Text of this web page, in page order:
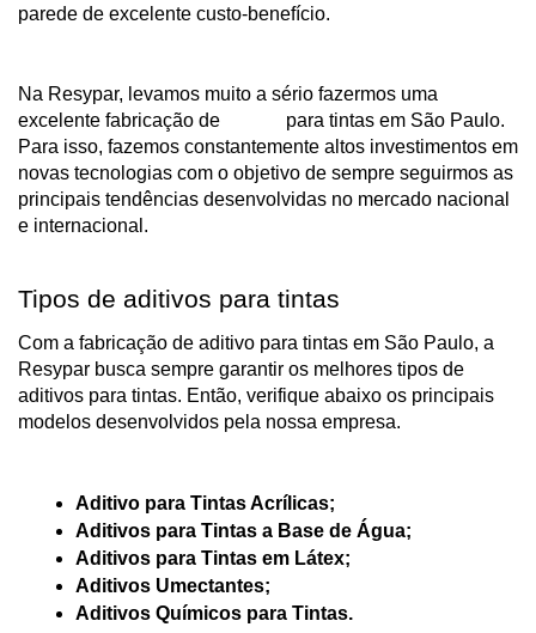
parede de excelente custo-benefício.
Na Resypar, levamos muito a sério fazermos uma
excelente fabricação de
para tintas em São Paulo.
Para isso, fazemos constantemente altos investimentos em
novas tecnologias com o objetivo de sempre seguirmos as
principais tendências desenvolvidas no mercado nacional
e internacional.
Tipos de aditivos para tintas
Com a fabricação de aditivo para tintas em São Paulo, a
Resypar busca sempre garantir os melhores tipos de
aditivos para tintas. Então, verifique abaixo os principais
modelos desenvolvidos pela nossa empresa.
Aditivo para Tintas Acrílicas;
Aditivos para Tintas a Base de Água;
Aditivos para Tintas em Látex;
Aditivos Umectantes;
Aditivos Químicos para Tintas.